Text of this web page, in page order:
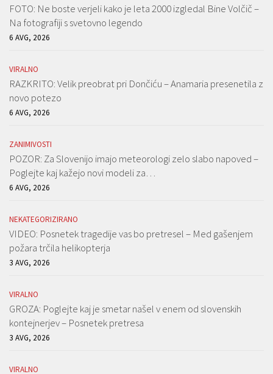
FOTO: Ne boste verjeli kako je leta 2000 izgledal Bine Volčič –
Na fotografiji s svetovno legendo
6 AVG, 2026
VIRALNO
RAZKRITO: Velik preobrat pri Dončiću – Anamaria presenetila z
novo potezo
6 AVG, 2026
ZANIMIVOSTI
POZOR: Za Slovenijo imajo meteorologi zelo slabo napoved –
Poglejte kaj kažejo novi modeli za…
6 AVG, 2026
NEKATEGORIZIRANO
VIDEO: Posnetek tragedije vas bo pretresel – Med gašenjem
požara trčila helikopterja
3 AVG, 2026
VIRALNO
GROZA: Poglejte kaj je smetar našel v enem od slovenskih
kontejnerjev – Posnetek pretresa
3 AVG, 2026
VIRALNO